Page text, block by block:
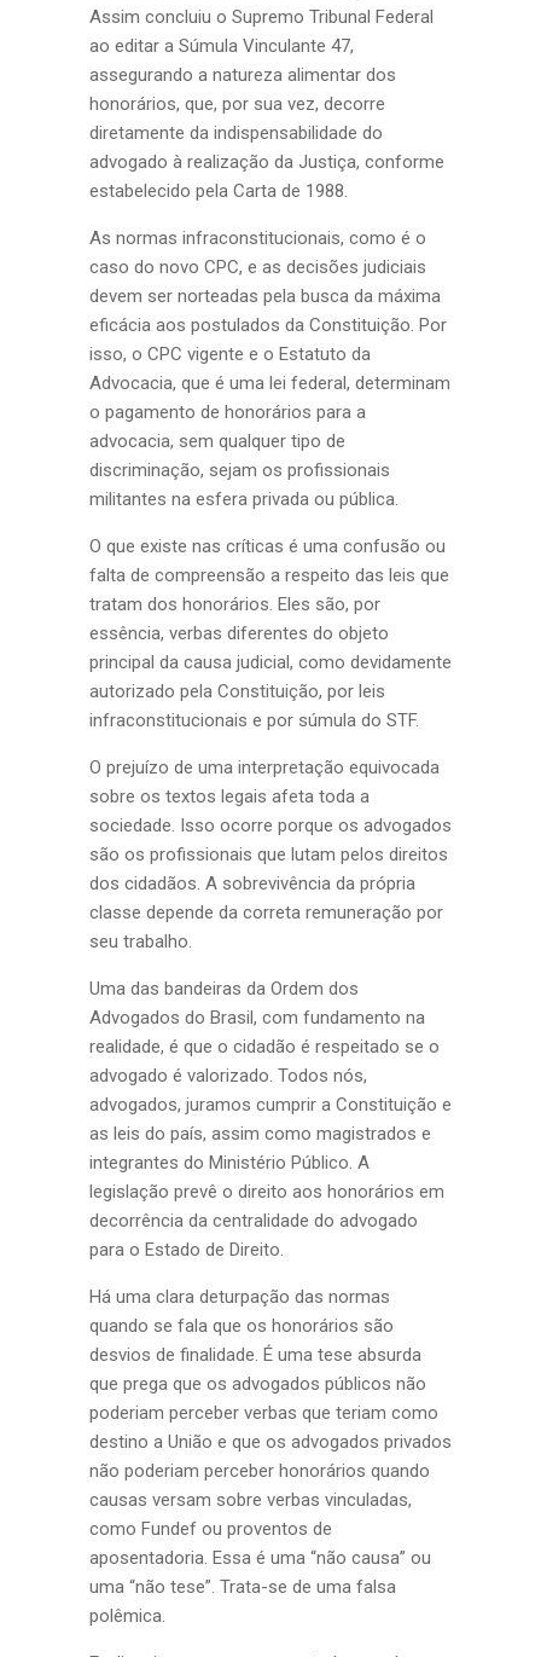
Assim concluiu o Supremo Tribunal Federal
ao editar a Súmula Vinculante 47,
assegurando a natureza alimentar dos
honorários, que, por sua vez, decorre
diretamente da indispensabilidade do
advogado à realização da Justiça, conforme
estabelecido pela Carta de 1988.
As normas infraconstitucionais, como é o
caso do novo CPC, e as decisões judiciais
devem ser norteadas pela busca da máxima
eficácia aos postulados da Constituição. Por
isso, o CPC vigente e o Estatuto da
Advocacia, que é uma lei federal, determinam
o pagamento de honorários para a
advocacia, sem qualquer tipo de
discriminação, sejam os profissionais
militantes na esfera privada ou pública.
O que existe nas críticas é uma confusão ou
falta de compreensão a respeito das leis que
tratam dos honorários. Eles são, por
essência, verbas diferentes do objeto
principal da causa judicial, como devidamente
autorizado pela Constituição, por leis
infraconstitucionais e por súmula do STF.
O prejuízo de uma interpretação equivocada
sobre os textos legais afeta toda a
sociedade. Isso ocorre porque os advogados
são os profissionais que lutam pelos direitos
dos cidadãos. A sobrevivência da própria
classe depende da correta remuneração por
seu trabalho.
Uma das bandeiras da Ordem dos
Advogados do Brasil, com fundamento na
realidade, é que o cidadão é respeitado se o
advogado é valorizado. Todos nós,
advogados, juramos cumprir a Constituição e
as leis do país, assim como magistrados e
integrantes do Ministério Público. A
legislação prevê o direito aos honorários em
decorrência da centralidade do advogado
para o Estado de Direito.
Há uma clara deturpação das normas
quando se fala que os honorários são
desvios de finalidade. É uma tese absurda
que prega que os advogados públicos não
poderiam perceber verbas que teriam como
destino a União e que os advogados privados
não poderiam perceber honorários quando
causas versam sobre verbas vinculadas,
como Fundef ou proventos de
aposentadoria. Essa é uma “não causa” ou
uma “não tese”. Trata-se de uma falsa
polêmica.